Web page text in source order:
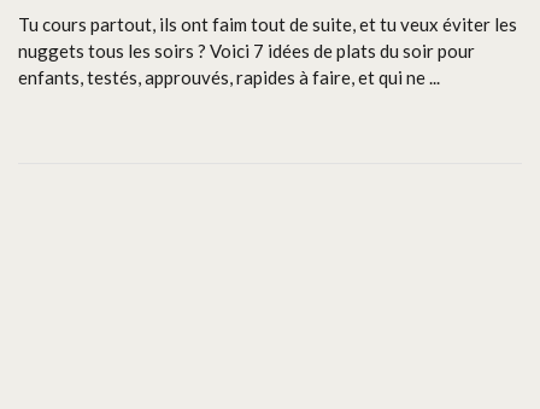
Tu cours partout, ils ont faim tout de suite, et tu veux éviter les
nuggets tous les soirs ? Voici 7 idées de plats du soir pour
enfants, testés, approuvés, rapides à faire, et qui ne ...